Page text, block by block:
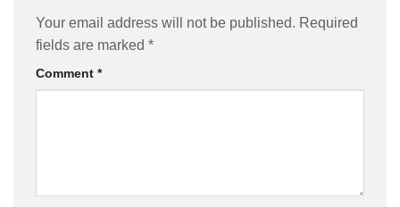
Your email address will not be published. Required
fields are marked *
Comment *